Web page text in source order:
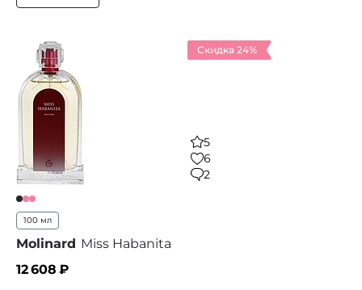
Скидка 24%
5
6
2
100 мл
Molinard Miss Habanita
12 608 ₽